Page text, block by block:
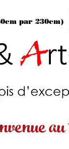
par 230cm)
au